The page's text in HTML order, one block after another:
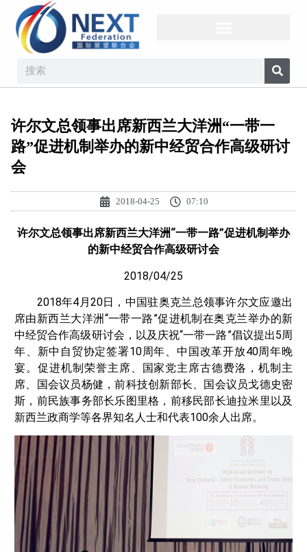
许尔文总领事出席新西兰大洋洲“一带一
路”促进机制举办的新中经贸合作高级研讨
会
2018-04-25 07:10
许尔文总领事出席新西兰大洋洲“一带一路”促进机制举办
的新中经贸合作高级研讨会
2018/04/25
2018年4月20日，中国驻奥克兰总领事许尔文应邀出
席由新西兰大洋洲“一带一路”促进机制在奥克兰举办的新
中经贸合作高级研讨会，以及庆祝“一带一路”倡议提出5周
年、新中自贸协定签署10周年、中国改革开放40周年晚
宴。促进机制荣誉主席、国家党主席古德费洛，机制主
席、国会议员杨健，前科技创新部长、国会议员戈德史密
斯，前民族事务部长乐图里格，前移民部长迪拉米里以及
新西兰政商学等各界知名人士和代表100余人出席。